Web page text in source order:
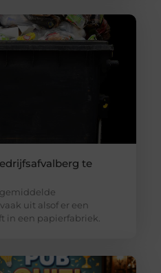
te
gemiddelde
uit alsof er een
in een papierfabriek.